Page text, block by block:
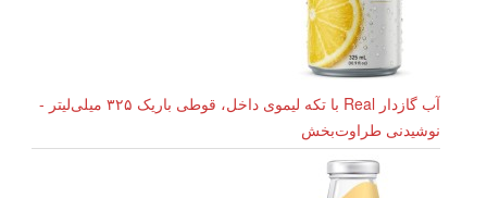
آب گازدار Real با تکه لیموی داخل، قوطی باریک ۳۲۵ میلی‌لیتر -
نوشیدنی طراوت‌بخش